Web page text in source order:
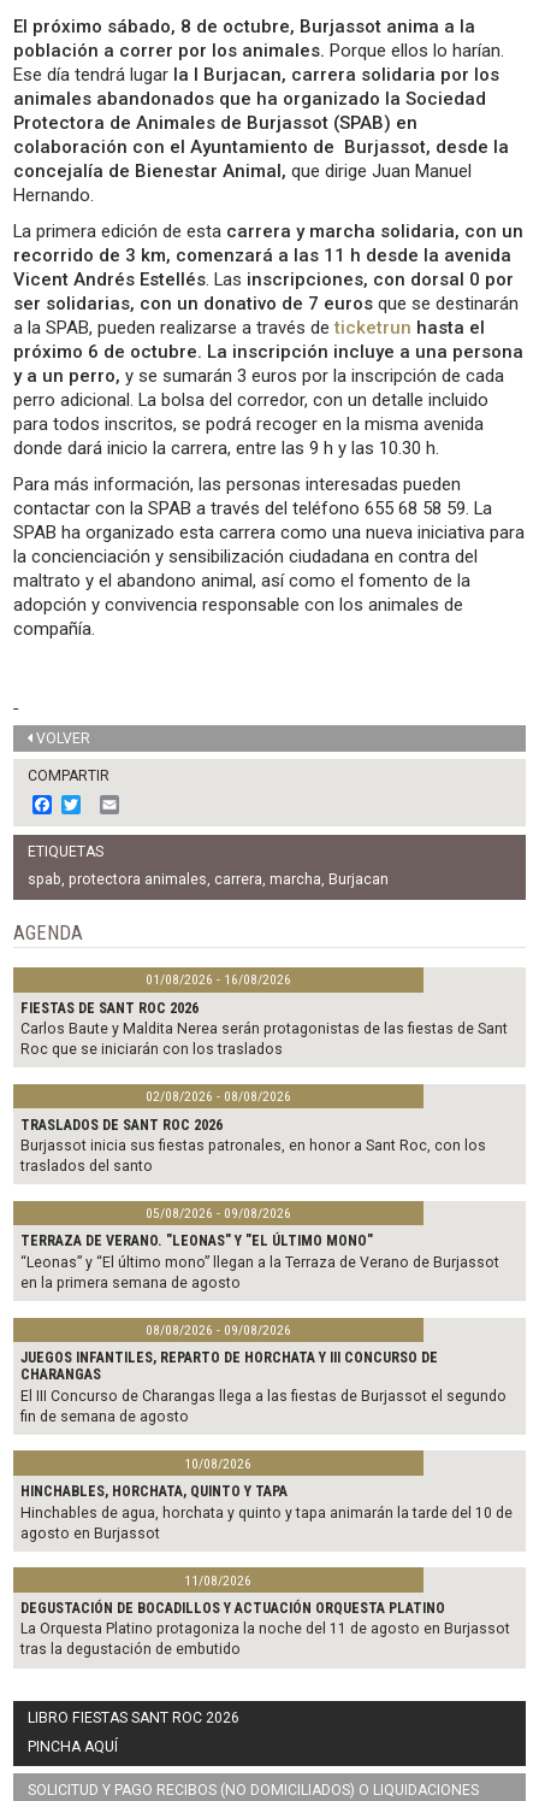
El próximo sábado, 8 de octubre, Burjassot anima a la
población a correr por los animales. Porque ellos lo harían.
Ese día tendrá lugar la I Burjacan, carrera solidaria por los
animales abandonados que ha organizado la Sociedad
Protectora de Animales de Burjassot (SPAB) en
colaboración con el Ayuntamiento de Burjassot, desde la
concejalía de Bienestar Animal, que dirige Juan Manuel
Hernando.
La primera edición de esta carrera y marcha solidaria, con un
recorrido de 3 km, comenzará a las 11 h desde la avenida
Vicent Andrés Estellés. Las inscripciones, con dorsal 0 por
ser solidarias, con un donativo de 7 euros que se destinarán
a la SPAB, pueden realizarse a través deticketrun hasta el
próximo 6 de octubre. La inscripción incluye a una persona
y a un perro,y se sumarán 3 euros por la inscripción de cada
perro adicional. La bolsa del corredor, con un detalle incluido
para todos inscritos, se podrá recoger en la misma avenida
donde dará inicio la carrera, entre las 9 h y las 10.30 h.
Para más información, las personas interesadas pueden
contactar con la SPAB a través del teléfono 655 68 58 59. La
SPAB ha organizado esta carrera como una nueva iniciativa para
la concienciación y sensibilización ciudadana en contra del
maltrato y el abandono animal, así como el fomento de la
adopción y convivencia responsable con los animales de
compañía.
VOLVER
COMPARTIR
F
a
c
e
b
o
o
k
w
i
t
t
e
m
a
l
ETIQUETAS
spab, protectora animales, carrera, marcha, Burjacan
AGENDA
01/08/2026 - 16/08/2026
FIESTAS DE SANT ROC 2026
Carlos Baute y Maldita Nerea serán protagonistas de las fiestas de Sant
Roc que se iniciarán con los traslados
02/08/2026 - 08/08/2026
TRASLADOS DE SANT ROC 2026
Burjassot inicia sus fiestas patronales, en honor a Sant Roc, con los
traslados del santo
05/08/2026 - 09/08/2026
TERRAZA DE VERANO. "LEONAS" Y "EL ÚLTIMO MONO"
“Leonas” y “El último mono” llegan a la Terraza de Verano de Burjassot
en la primera semana de agosto
08/08/2026 - 09/08/2026
JUEGOS INFANTILES, REPARTO DE HORCHATA Y III CONCURSO DE
CHARANGAS
El III Concurso de Charangas llega a las fiestas de Burjassot el segundo
fin de semana de agosto
10/08/2026
HINCHABLES, HORCHATA, QUINTO Y TAPA
Hinchables de agua, horchata y quinto y tapa animarán la tarde del 10 de
agosto en Burjassot
11/08/2026
DEGUSTACIÓN DE BOCADILLOS Y ACTUACIÓN ORQUESTA PLATINO
La Orquesta Platino protagoniza la noche del 11 de agosto en Burjassot
tras la degustación de embutido
LIBRO FIESTAS SANT ROC 2026
PINCHA AQUÍ
SOLICITUD Y PAGO RECIBOS (NO DOMICILIADOS) O LIQUIDACIONES